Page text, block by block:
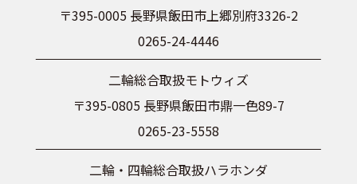
〒395-0005 長野県飯田市上郷別府3326-2
0265-24-4446
二輪総合取扱モトウィズ
〒395-0805 長野県飯田市鼎一色89-7
0265-23-5558
二輪・四輪総合取扱ハラホンダ